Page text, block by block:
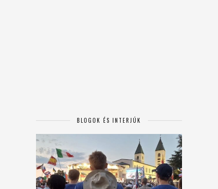
BLOGOK ÉS INTERJÚK